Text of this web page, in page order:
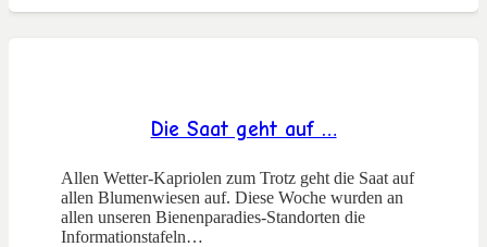
Die Saat geht auf …
Allen Wetter-Kapriolen zum Trotz geht die Saat auf
allen Blumenwiesen auf. Diese Woche wurden an
allen unseren Bienenparadies-Standorten die
Informationstafeln…